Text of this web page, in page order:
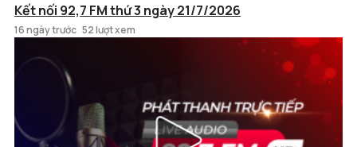
Kết nối 92,7 FM thứ 3 ngày 21/7/2026
16 ngày trước 52 lượt xem